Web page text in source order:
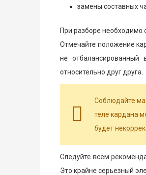
замены составных
При разборе необходимо
Отмечайте положение
не отбалансированный
относительно друг друга.
Соблюдайте
теле кардана
будет
Следуйте всем
Это крайне серьезный